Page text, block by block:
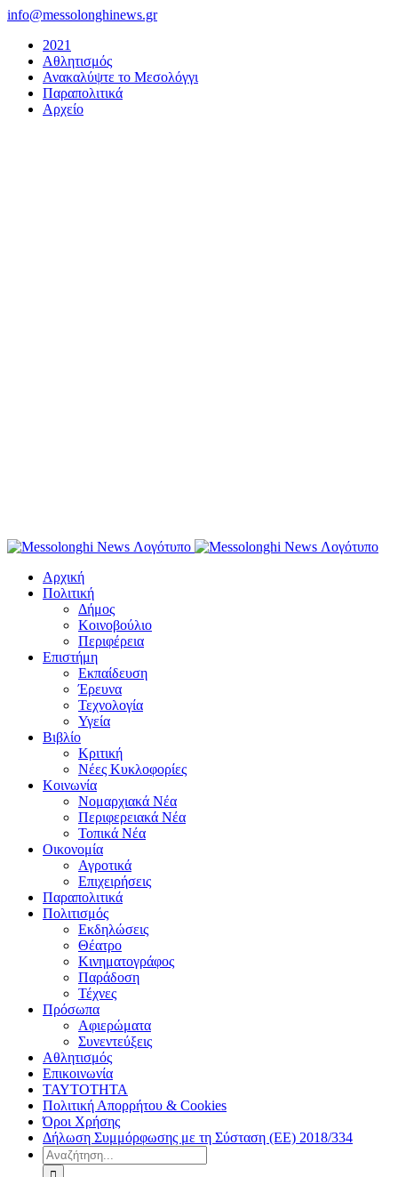
Μετάβαση
περιεχόμενο
info@messolonghinews.gr
2021
Αθλητισμός
Ανακαλύψτε το Μεσολόγγι
Παραπολιτικά
Αρχείο
Αρχική
Πολιτική
Δήμος
Κοινοβούλιο
Περιφέρεια
Επιστήμη
Εκπαίδευση
Έρευνα
Τεχνολογία
Υγεία
Βιβλίο
Κριτική
Νέες Κυκλοφορίες
Κοινωνία
Νομαρχιακά Νέα
Περιφερειακά Νέα
Τοπικά Νέα
Οικονομία
Αγροτικά
Επιχειρήσεις
Παραπολιτικά
Πολιτισμός
Εκδηλώσεις
Θέατρο
Κινηματογράφος
Παράδοση
Τέχνες
Πρόσωπα
Αφιερώματα
Συνεντεύξεις
Αθλητισμός
Επικοινωνία
ΤΑΥΤΟΤΗΤΑ
Πολιτική Απορρήτου & Cookies
Όροι Χρήσης
Δήλωση Συμμόρφωσης με τη Σύσταση (ΕΕ) 2018/334
Αναζήτηση
για: